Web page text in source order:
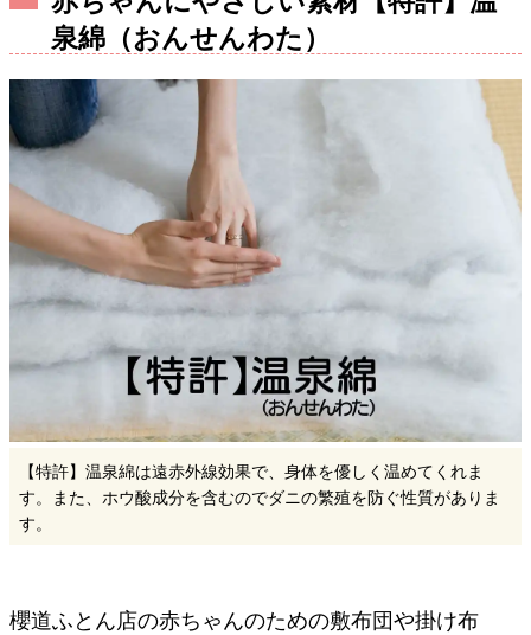
泉綿（おんせんわた）
【特許】温泉綿は遠赤外線効果で、身体を優しく温めてくれま
す。また、ホウ酸成分を含むのでダニの繁殖を防ぐ性質がありま
す。
櫻道ふとん店の赤ちゃんのための敷布団や掛け布